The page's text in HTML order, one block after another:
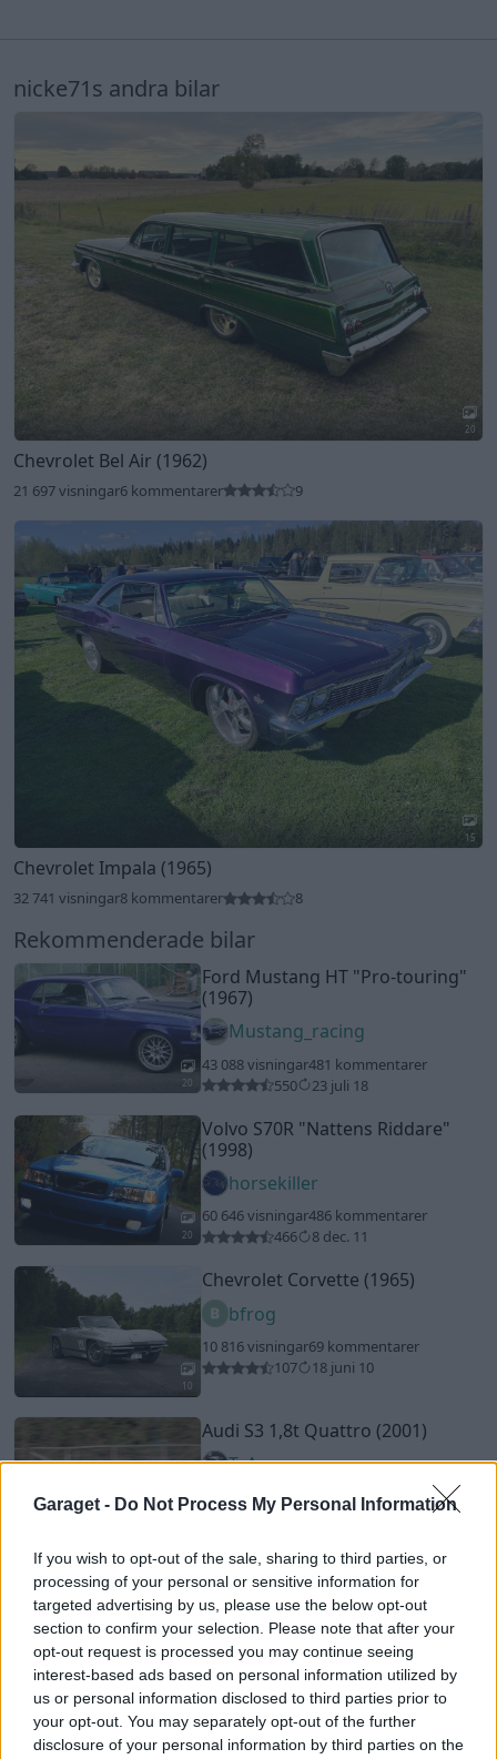
Garaget - Do Not Process My Personal Information
If you wish to opt-out of the sale, sharing to third parties, or
processing of your personal or sensitive information for
targeted advertising by us, please use the below opt-out
section to confirm your selection. Please note that after your
opt-out request is processed you may continue seeing
interest-based ads based on personal information utilized by
us or personal information disclosed to third parties prior to
your opt-out. You may separately opt-out of the further
disclosure of your personal information by third parties on the
nicke71s andra bilar
20
Chevrolet Bel Air (1962)
21 697 visningar6 kommentarer 9
15
Chevrolet Impala (1965)
32 741 visningar8 kommentarer 8
Rekommenderade bilar
20
Ford Mustang HT "Pro-touring"
(1967)
Mustang_racing
43 088 visningar481 kommentarer
550
23 juli 18
20
Volvo S70R "Nattens Riddare"
(1998)
horsekiller
60 646 visningar486 kommentarer
466
8 dec. 11
10
Chevrolet Corvette (1965)
bfrog
10 816 visningar69 kommentarer
107
18 juni 10
Audi S3 1,8t Quattro (2001)
T_A
9 845 visningar12 kommentarer
20 sept. 16
Mercedes AMG A45s"Grållan"
(2020)
kroegarn
12 212 visningar 6 kommentarer
18
12 jan. 25
Volkswagen Bora Mk4"Skrotad"
(2002)